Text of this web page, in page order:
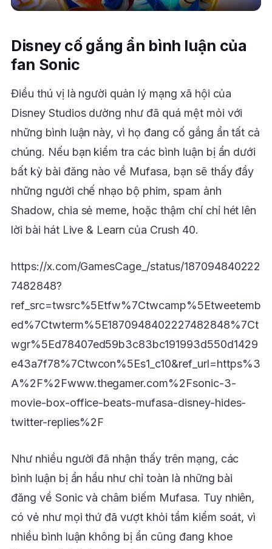
Disney cố gắng ẩn bình luận của
fan Sonic
Điều thú vị là người quản lý mạng xã hội của
Disney Studios dường như đã quá mệt mỏi với
những bình luận này, vì họ đang cố gắng ẩn tất cả
chúng. Nếu bạn kiểm tra các bình luận bị ẩn dưới
bất kỳ bài đăng nào về Mufasa, bạn sẽ thấy đầy
những người chế nhạo bộ phim, spam ảnh
Shadow, chia sẻ meme, hoặc thậm chí chỉ hét lên
lời bài hát Live & Learn của Crush 40.
https://x.com/GamesCage_/status/187094840222
7482848?
ref_src=twsrc%5Etfw%7Ctwcamp%5Etweetemb
ed%7Ctwterm%5E1870948402227482848%7Ct
wgr%5Ed78407ed59b3c83bc191993d550d1429
e43a7f78%7Ctwcon%5Es1_c10&ref_url=https%3
A%2F%2Fwww.thegamer.com%2Fsonic-3-
movie-box-office-beats-mufasa-disney-hides-
twitter-replies%2F
Như nhiều người đã nhận thấy trên mạng, các
bình luận bị ẩn hầu như chỉ toàn là những bài
đăng về Sonic và châm biếm Mufasa. Tuy nhiên,
có vẻ như mọi thứ đã vượt khỏi tầm kiểm soát, vì
nhiều bình luận không bị ẩn cũng đang khoe